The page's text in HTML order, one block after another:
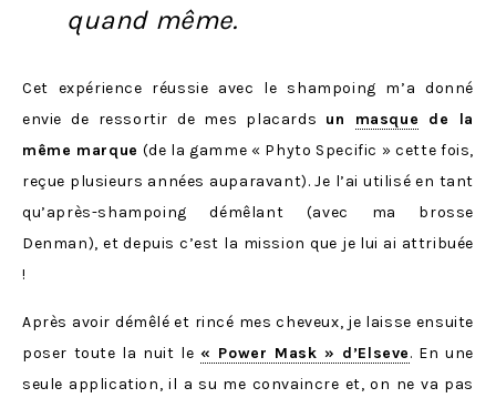
quand même.
Cet expérience réussie avec le shampoing m’a donné
envie de ressortir de mes placards un masque de la
même marque (de la gamme « Phyto Specific » cette fois,
reçue plusieurs années auparavant). Je l’ai utilisé en tant
qu’après-shampoing démêlant (avec ma brosse
Denman), et depuis c’est la mission que je lui ai attribuée
!
Après avoir démêlé et rincé mes cheveux, je laisse ensuite
poser toute la nuit le« Power Mask » d’Elseve. En une
seule application, il a su me convaincre et, on ne va pas